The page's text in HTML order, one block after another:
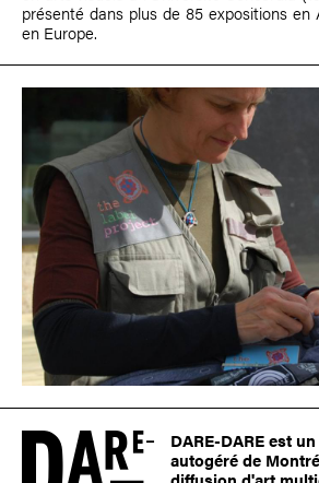
présenté dans plus de 85 expositions
en Europe.
DARE-DARE est
autogéré de